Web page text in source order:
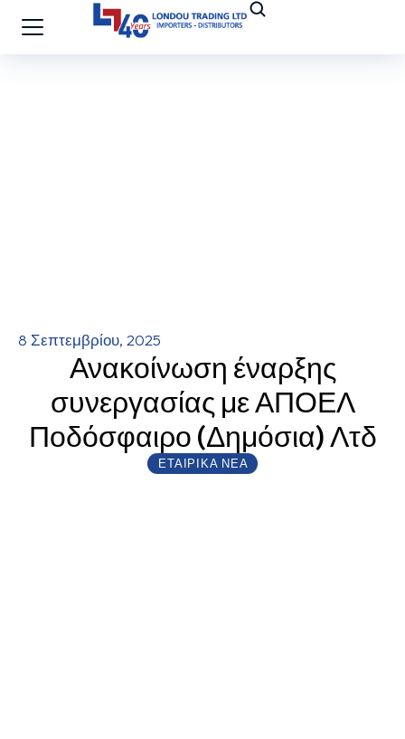
8 Σεπτεμβρίου, 2025
Ανακοίνωση έναρξης
συνεργασίας με ΑΠΟΕΛ
Ποδόσφαιρο (Δημόσια) Λτδ
ΕΤΑΙΡΙΚΆ ΝΈΑ